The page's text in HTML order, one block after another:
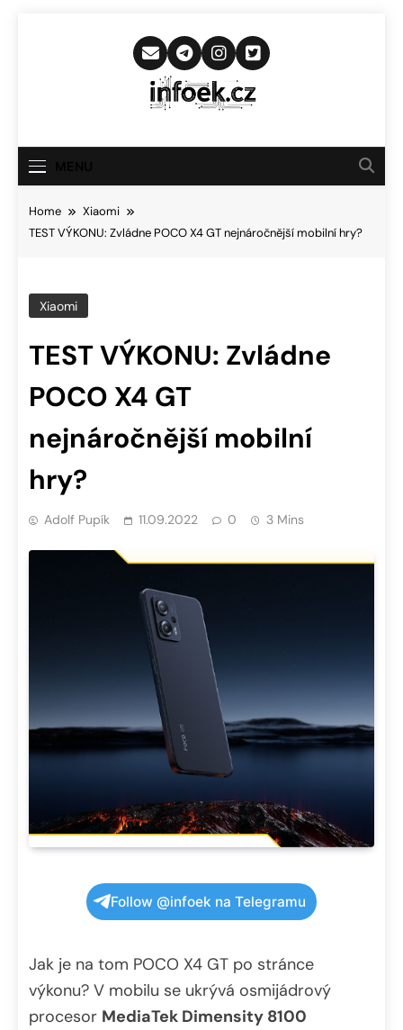
Infoek.cz
Novinkám
Home
Xiaomi
TEST VÝKONU: Zvládne POCO X4 GT nejnáročnější mobilní hry?
Xiaomi
TEST VÝKONU: Zvládne
POCO X4 GT
nejnáročnější mobilní
hry?
Adolf Pupík 11.09.2022 0 3 Mins
Follow @infoek na Telegramu
Jak je na tom POCO X4 GT po stránce
výkonu? V mobilu se ukrývá osmijádrový
procesor MediaTek Dimensity 8100